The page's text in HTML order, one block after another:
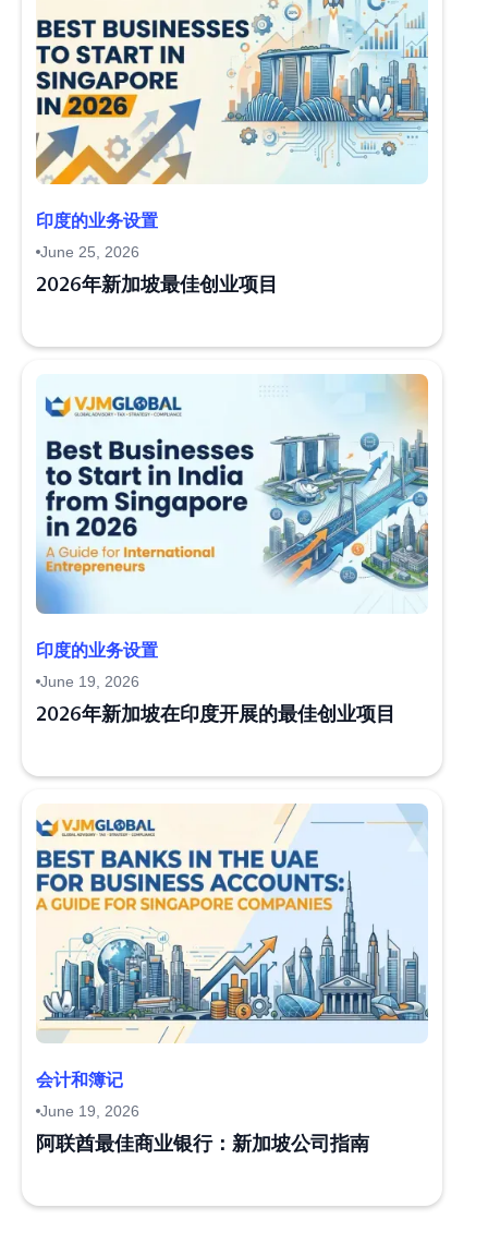
印度的业务设置
June 25, 2026
2026年新加坡最佳创业项目
印度的业务设置
June 19, 2026
2026年新加坡在印度开展的最佳创业项目
会计和簿记
June 19, 2026
阿联酋最佳商业银行：新加坡公司指南